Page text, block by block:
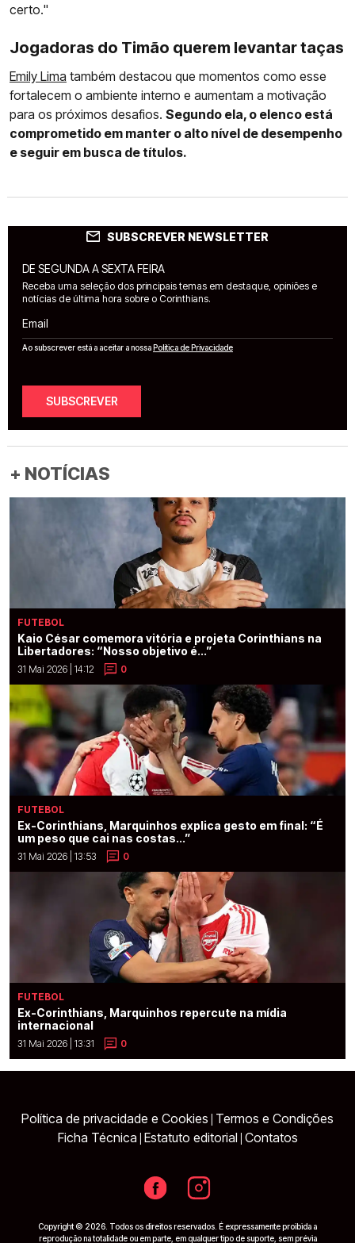
certo."
Jogadoras do Timão querem levantar taças
Emily Lima também destacou que momentos como esse
fortalecem o ambiente interno e aumentam a motivação
para os próximos desafios. Segundo ela, o elenco está
comprometido em manter o alto nível de desempenho
e seguir em busca de títulos.
SUBSCREVER NEWSLETTER
DE SEGUNDA A SEXTA FEIRA
Receba uma seleção dos principais temas em destaque, opiniões e
notícias de última hora sobre o Corinthians.
Email
Ao subscrever está a aceitar a nossaPolítica de Privacidade
SUBSCREVER
+ NOTÍCIAS
FUTEBOL
Kaio César comemora vitória e projeta Corinthians na
Libertadores: “Nosso objetivo é...”
31 Mai 2026 | 14:12 0
FUTEBOL
Ex-Corinthians, Marquinhos explica gesto em final: “É
um peso que cai nas costas...”
31 Mai 2026 | 13:53 0
FUTEBOL
Ex-Corinthians, Marquinhos repercute na mídia
internacional
31 Mai 2026 | 13:31 0
Política de privacidade e Cookies Termos e Condições
Ficha Técnica Estatuto editorial Contatos
Copyright © 2026. Todos os direitos reservados. É expressamente proibida a
reprodução na totalidade ou em parte, em qualquer tipo de suporte, sem prévia